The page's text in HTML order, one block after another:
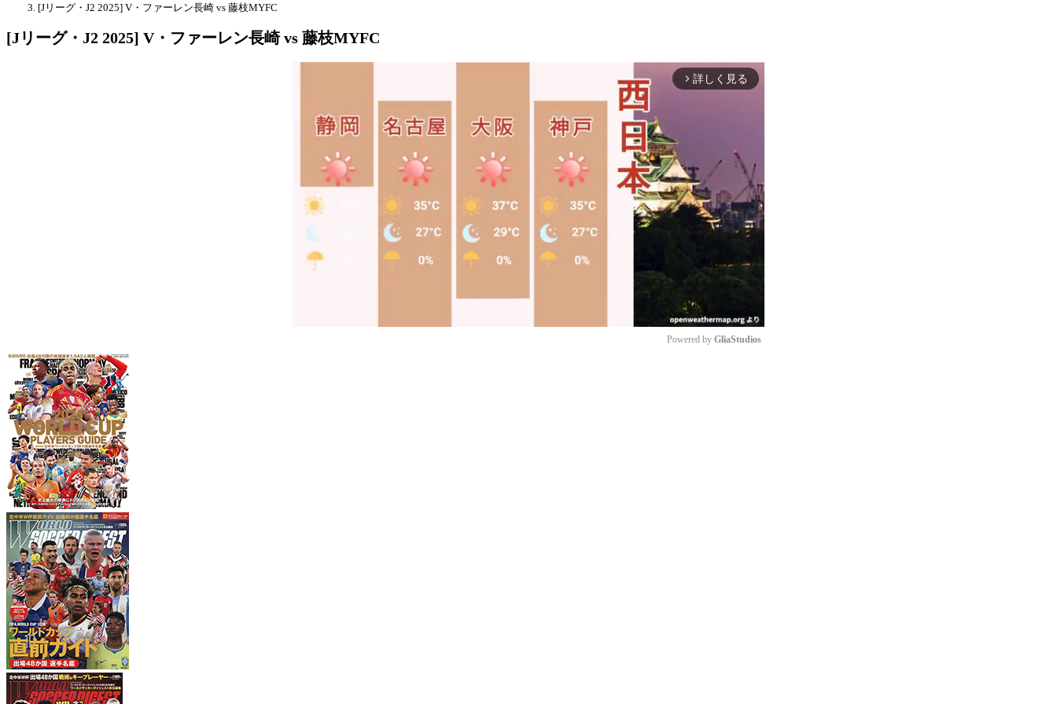
[Jリーグ・J2 2025] V・ファーレン長崎 vs 藤枝MYFC
[Jリーグ・J2 2025] V・ファーレン長崎 vs 藤枝MYFC
arrow_forward_ios 詳しく見る
Powered by GliaStudios